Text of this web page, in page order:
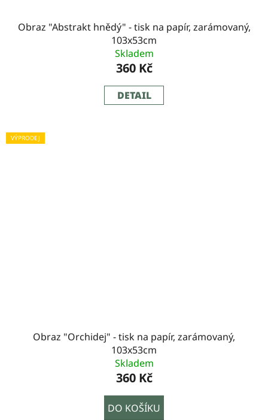
Obraz "Abstrakt hnědý" - tisk na papír, zarámovaný,
103x53cm
Skladem
360 Kč
DETAIL
VÝPRODEJ
Obraz "Orchidej" - tisk na papír, zarámovaný,
103x53cm
Skladem
360 Kč
DO KOŠÍKU